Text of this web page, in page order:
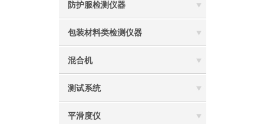
防护服检测仪器
包装材料类检测仪器
混合机
测试系统
平滑度仪